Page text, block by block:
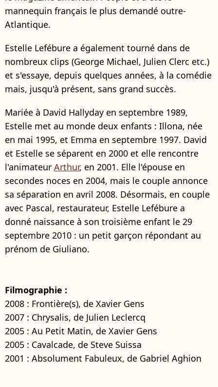
mannequin français le plus demandé outre-
Atlantique.
Estelle Lefébure a également tourné dans de
nombreux clips (George Michael, Julien Clerc etc.)
et s'essaye, depuis quelques années, à la comédie
mais, jusqu'à présent, sans grand succès.
Mariée à David Hallyday en septembre 1989,
Estelle met au monde deux enfants : Illona, née
en mai 1995, et Emma en septembre 1997. David
et Estelle se séparent en 2000 et elle rencontre
l'animateur Arthur, en 2001. Elle l'épouse en
secondes noces en 2004, mais le couple annonce
sa séparation en avril 2008. Désormais, en couple
avec Pascal, restaurateur, Estelle Lefébure a
donné naissance à son troisième enfant le 29
septembre 2010 : un petit garçon répondant au
prénom de Giuliano.
Filmographie :
2008 : Frontière(s), de Xavier Gens
2007 : Chrysalis, de Julien Leclercq
2005 : Au Petit Matin, de Xavier Gens
2005 : Cavalcade, de Steve Suissa
2001 : Absolument Fabuleux, de Gabriel Aghion